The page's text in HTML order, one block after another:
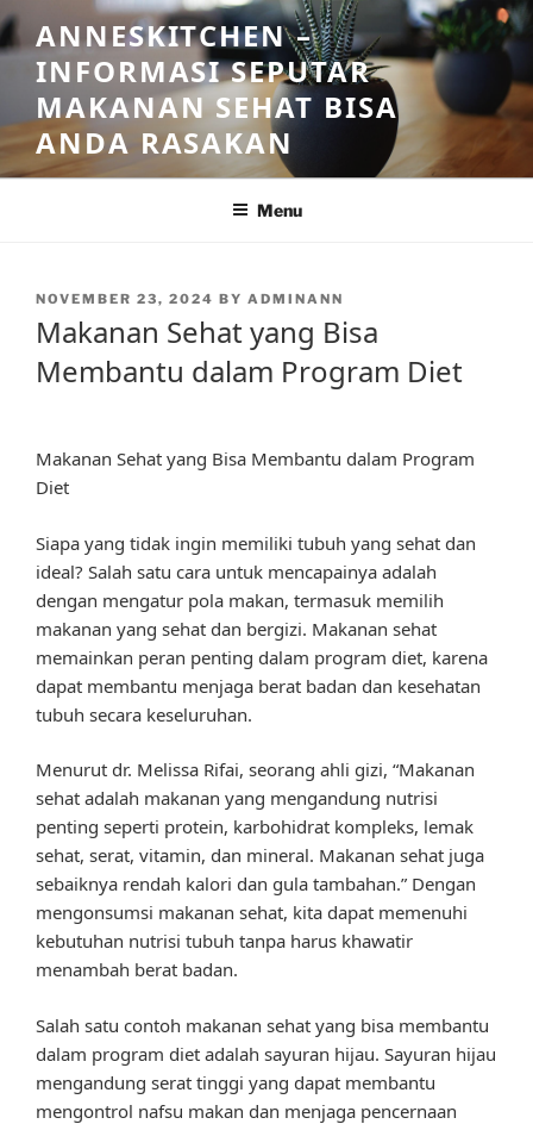
Skip
to
content
ANNESKITCHEN –
INFORMASI SEPUTAR
MAKANAN SEHAT BISA
ANDA RASAKAN
Menu
POSTED
NOVEMBER 23, 2024 BY ADMINANN
Makanan Sehat yang Bisa
Membantu dalam Program Diet
Makanan Sehat yang Bisa Membantu dalam Program
Diet
Siapa yang tidak ingin memiliki tubuh yang sehat dan
ideal? Salah satu cara untuk mencapainya adalah
dengan mengatur pola makan, termasuk memilih
makanan yang sehat dan bergizi. Makanan sehat
memainkan peran penting dalam program diet, karena
dapat membantu menjaga berat badan dan kesehatan
tubuh secara keseluruhan.
Menurut dr. Melissa Rifai, seorang ahli gizi, “Makanan
sehat adalah makanan yang mengandung nutrisi
penting seperti protein, karbohidrat kompleks, lemak
sehat, serat, vitamin, dan mineral. Makanan sehat juga
sebaiknya rendah kalori dan gula tambahan.” Dengan
mengonsumsi makanan sehat, kita dapat memenuhi
kebutuhan nutrisi tubuh tanpa harus khawatir
menambah berat badan.
Salah satu contoh makanan sehat yang bisa membantu
dalam program diet adalah sayuran hijau. Sayuran hijau
mengandung serat tinggi yang dapat membantu
mengontrol nafsu makan dan menjaga pencernaan